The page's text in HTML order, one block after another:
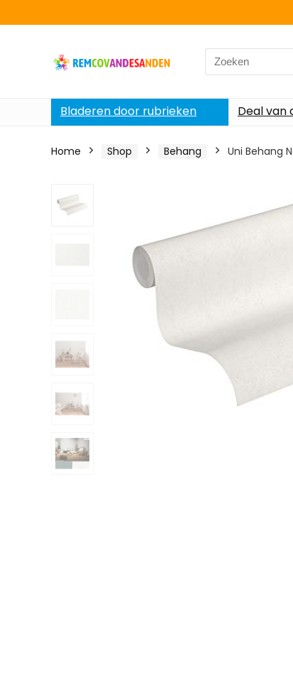
Search
for:
Bladeren door rubrieken Deal van
Home Shop Behang Uni Behang